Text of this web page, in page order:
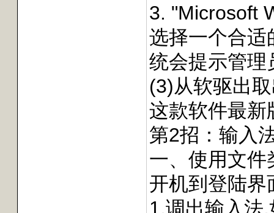
3. "Microsoft
选择一个合适
统会提示管
(3)从软驱出
这款软件最
第2招：输入
一、使用文
开机到登陆
1.调出输入法